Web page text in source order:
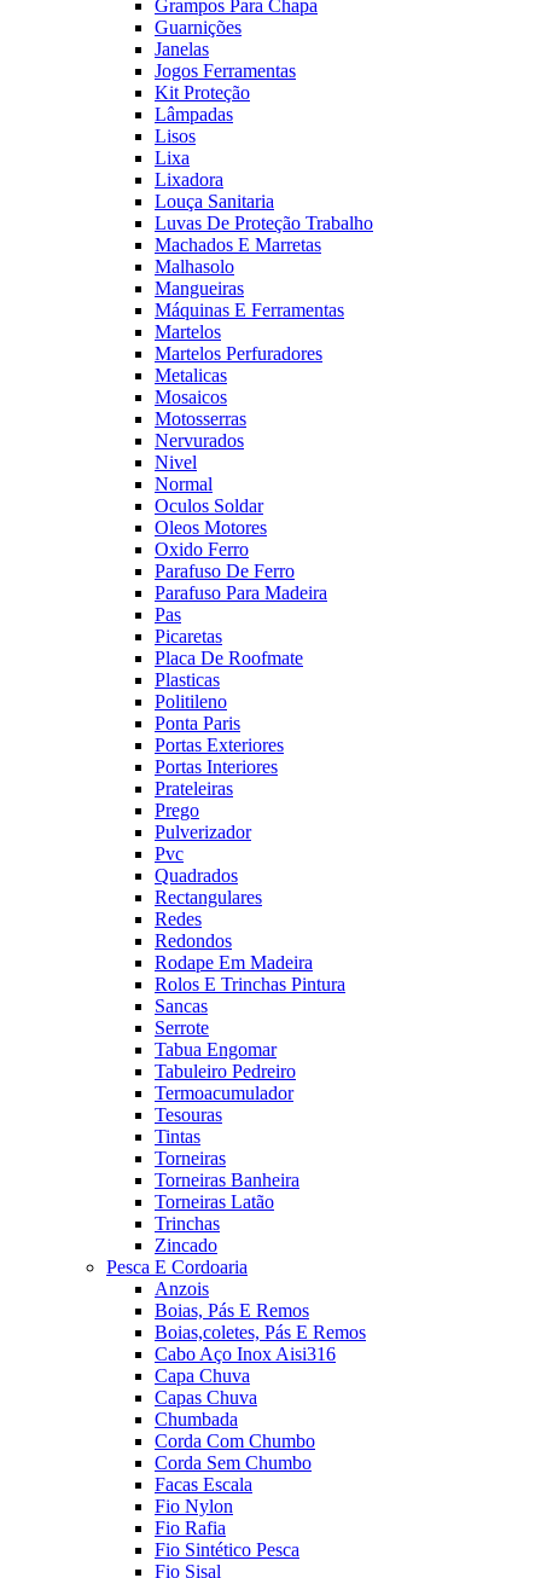
Grampos Para Chapa
Guarnições
Janelas
Jogos Ferramentas
Kit Proteção
Lâmpadas
Lisos
Lixa
Lixadora
Louça Sanitaria
Luvas De Proteção Trabalho
Machados E Marretas
Malhasolo
Mangueiras
Máquinas E Ferramentas
Martelos
Martelos Perfuradores
Metalicas
Mosaicos
Motosserras
Nervurados
Nivel
Normal
Oculos Soldar
Oleos Motores
Oxido Ferro
Parafuso De Ferro
Parafuso Para Madeira
Pas
Picaretas
Placa De Roofmate
Plasticas
Politileno
Ponta Paris
Portas Exteriores
Portas Interiores
Prateleiras
Prego
Pulverizador
Pvc
Quadrados
Rectangulares
Redes
Redondos
Rodape Em Madeira
Rolos E Trinchas Pintura
Sancas
Serrote
Tabua Engomar
Tabuleiro Pedreiro
Termoacumulador
Tesouras
Tintas
Torneiras
Torneiras Banheira
Torneiras Latão
Trinchas
Zincado
Pesca E Cordoaria
Anzois
Boias, Pás E Remos
Boias,coletes, Pás E Remos
Cabo Aço Inox Aisi316
Capa Chuva
Capas Chuva
Chumbada
Corda Com Chumbo
Corda Sem Chumbo
Facas Escala
Fio Nylon
Fio Rafia
Fio Sintético Pesca
Fio Sisal